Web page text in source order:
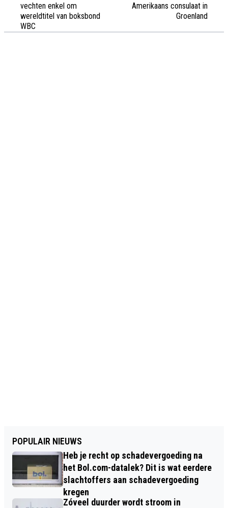
vechten enkel om
wereldtitel van boksbond
WBC
Amerikaans consulaat in
Groenland
POPULAIR NIEUWS
Heb je recht op schadevergoeding na
het Bol.com-datalek? Dit is wat eerdere
slachtoffers aan schadevergoeding
kregen
Zóveel duurder wordt stroom in